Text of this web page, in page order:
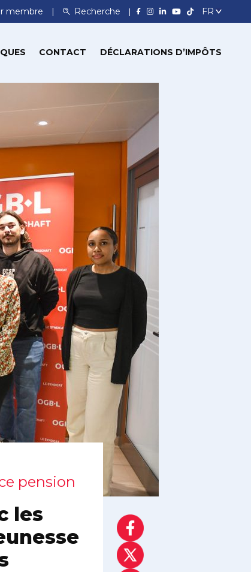
membre Recherche
CONTACT DÉCLARATIONS D’IMPÔTS
pension
les